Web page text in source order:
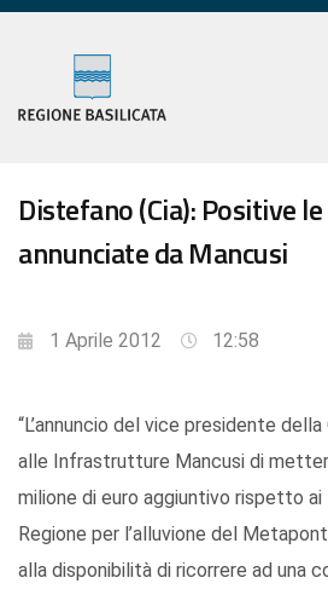
Distefano (Cia): Positive
annunciate da Mancusi
1 Aprile 2012 12:58
“L’annuncio del vice presidente
alle Infrastrutture Mancusi di
milione di euro aggiuntivo rispetto
Regione per l’alluvione del
alla disponibilità di ricorrere ad una